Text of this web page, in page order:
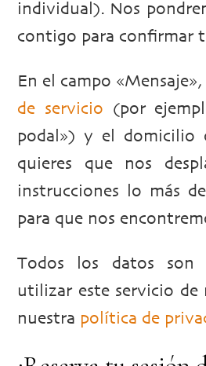
individual). Nos
contigo para confirmar
En el campo «Mensaje»,
de servicio (por
podal») y el domicilio
quieres que nos
instrucciones lo más
para que nos
Todos los datos son
utilizar este servicio de
nuestra política de